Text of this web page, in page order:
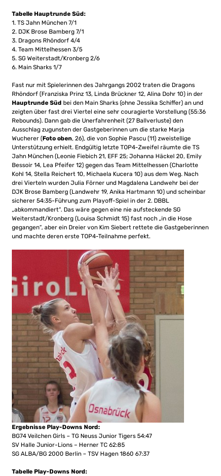
Tabelle Hauptrunde Süd:
1. TS Jahn München 7/1
2. DJK Brose Bamberg 7/1
3. Dragons Rhöndorf 4/4
4. Team Mittelhessen 3/5
5. SG Weiterstadt/Kronberg 2/6
6. Main Sharks 1/7
Fast nur mit Spielerinnen des Jahrgangs 2002 traten die Dragons
Rhöndorf (Franziska Prinz 13, Linda Brückner 12, Alina Dohr 10) in der
Hauptrunde Süd bei den Main Sharks (ohne Jessika Schiffer) an und
zeigten über fast drei Viertel eine sehr couragierte Vorstellung (55:36
Rebounds). Dann gab die Unerfahrenheit (27 Ballverluste) den
Ausschlag zugunsten der Gastgeberinnen um die starke Marja
Wucherer (Foto oben, 26), die von Sophie Pascu (11) zweistellige
Unterstützung erhielt. Endgültig letzte TOP4-Zweifel räumte die TS
Jahn München (Leonie Fiebich 21, EFF 25; Johanna Häckel 20, Emily
Bessoir 14, Lea Pfeifer 12) gegen das Team Mittelhessen (Charlotte
Kohl 14, Stella Reichert 10, Michaela Kucera 10) aus dem Weg. Nach
drei Vierteln wurden Julia Förner und Magdalena Landwehr bei der
DJK Brose Bamberg (Landwehr 19, Anika Hartmann 10) und scheinbar
sicherer 54:35-Führung zum Playoff-Spiel in der 2. DBBL
„abkommandiert“. Das wäre gegen eine nie aufsteckende SG
Weiterstadt/Kronberg (Louisa Schmidt 15) fast noch „in die Hose
gegangen“, aber ein Dreier von Kim Siebert rettete die Gastgeberinnen
und machte deren erste TOP4-Teilnahme perfekt.
Ergebnisse Play-Downs Nord:
BG74 Veilchen Girls – TG Neuss Junior Tigers 54:47
SV Halle Junior-Lions – Herner TC 62:85
SG ALBA/BG 2000 Berlin – TSV Hagen 1860 67:37
Tabelle Play-Downs Nord: